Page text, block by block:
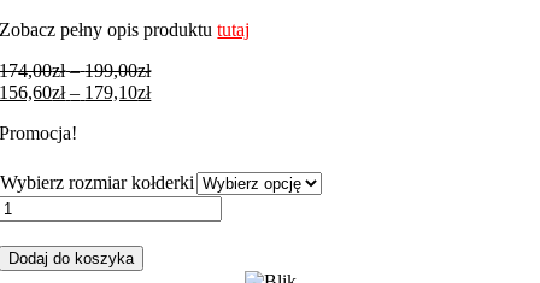
Zobacz pełny opis produktututaj
174,00zł – 199,00złZakres
cen:
199,00zł
156,60zł – 179,10złZakres
do
179,10zł
Promocja!
Wybierz rozmiar kołderki
Dodaj do koszyka